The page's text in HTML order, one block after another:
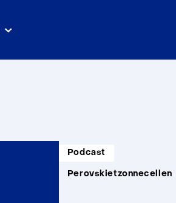
Informatietype:
Podcast
Thema:
Perovskietzonnecellen